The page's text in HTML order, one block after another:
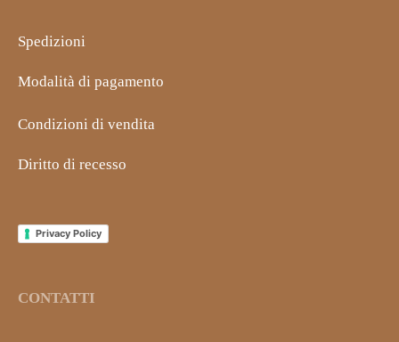
Spedizioni
Modalità di pagamento
Condizioni di vendita
Diritto di recesso
Privacy Policy
CONTATTI